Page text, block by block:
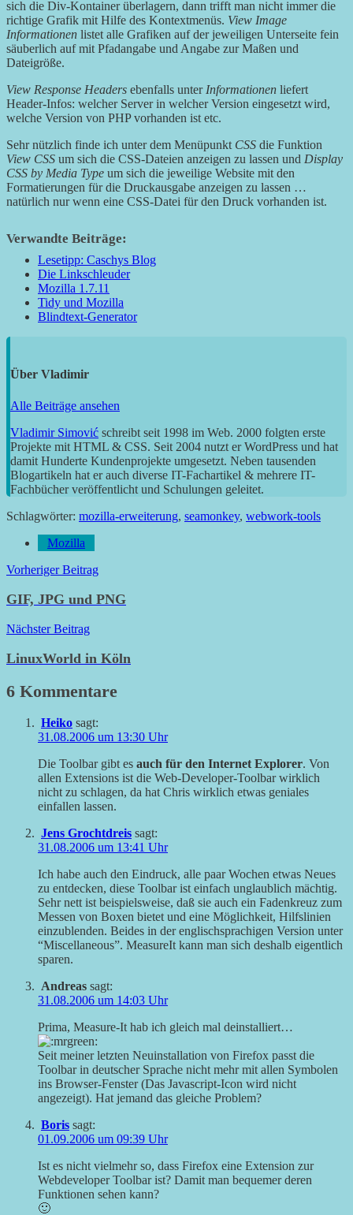
sich die Div-Kontainer überlagern, dann trifft man nicht immer die
richtige Grafik mit Hilfe des Kontextmenüs. View Image
Informationen listet alle Grafiken auf der jeweiligen Unterseite fein
säuberlich auf mit Pfadangabe und Angabe zur Maßen und
Dateigröße.
View Response Headers ebenfalls unter Informationen liefert
Header-Infos: welcher Server in welcher Version eingesetzt wird,
welche Version von PHP vorhanden ist etc.
Sehr nützlich finde ich unter dem Menüpunkt CSS die Funktion
View CSS um sich die CSS-Dateien anzeigen zu lassen und Display
CSS by Media Type um sich die jeweilige Website mit den
Formatierungen für die Druckausgabe anzeigen zu lassen …
natürlich nur wenn eine CSS-Datei für den Druck vorhanden ist.
Verwandte Beiträge:
Lesetipp: Caschys Blog
Die Linkschleuder
Mozilla 1.7.11
Tidy und Mozilla
Blindtext-Generator
Über Vladimir
Alle Beiträge ansehen
Vladimir Simović schreibt seit 1998 im Web. 2000 folgten erste
Projekte mit HTML & CSS. Seit 2004 nutzt er WordPress und hat
damit Hunderte Kundenprojekte umgesetzt. Neben tausenden
Blogartikeln hat er auch diverse IT-Fachartikel & mehrere IT-
Fachbücher veröffentlicht und Schulungen geleitet.
Schlagwörter: mozilla-erweiterung, seamonkey, webwork-tools
Mozilla
Beitragsnavigation
Vorheriger Beitrag
GIF, JPG und PNG
Nächster Beitrag
LinuxWorld in Köln
6 Kommentare
Heiko sagt:
31.08.2006 um 13:30 Uhr
Die Toolbar gibt es auch für den Internet Explorer. Von
allen Extensions ist die Web-Developer-Toolbar wirklich
nicht zu schlagen, da hat Chris wirklich etwas geniales
einfallen lassen.
Jens Grochtdreis sagt:
31.08.2006 um 13:41 Uhr
Ich habe auch den Eindruck, alle paar Wochen etwas Neues
zu entdecken, diese Toolbar ist einfach unglaublich mächtig.
Sehr nett ist beispielsweise, daß sie auch ein Fadenkreuz zum
Messen von Boxen bietet und eine Möglichkeit, Hilfslinien
einzublenden. Beides in der englischsprachigen Version unter
“Miscellaneous”. MeasureIt kann man sich deshalb eigentlich
sparen.
Andreas sagt:
31.08.2006 um 14:03 Uhr
Prima, Measure-It hab ich gleich mal deinstalliert…
Seit meiner letzten Neuinstallation von Firefox passt die
Toolbar in deutscher Sprache nicht mehr mit allen Symbolen
ins Browser-Fenster (Das Javascript-Icon wird nicht
angezeigt). Hat jemand das gleiche Problem?
Boris sagt:
01.09.2006 um 09:39 Uhr
Ist es nicht vielmehr so, dass Firefox eine Extension zur
Webdeveloper Toolbar ist? Damit man bequemer deren
Funktionen sehen kann?
🙂